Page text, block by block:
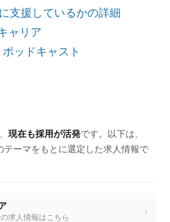
支援しているかの詳細
ャリア
ッドキャスト
現在も採用が活発です。以下は、
ーマをもとに選定した求人情報で
求人情報はこちら ›